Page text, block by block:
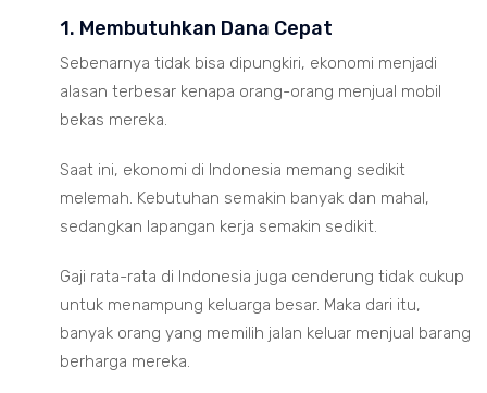
1. Membutuhkan Dana Cepat
Sebenarnya tidak bisa dipungkiri, ekonomi menjadi
alasan terbesar kenapa orang-orang menjual mobil
bekas mereka.
Saat ini, ekonomi di Indonesia memang sedikit
melemah. Kebutuhan semakin banyak dan mahal,
sedangkan lapangan kerja semakin sedikit.
Gaji rata-rata di Indonesia juga cenderung tidak cukup
untuk menampung keluarga besar. Maka dari itu,
banyak orang yang memilih jalan keluar menjual barang
berharga mereka.